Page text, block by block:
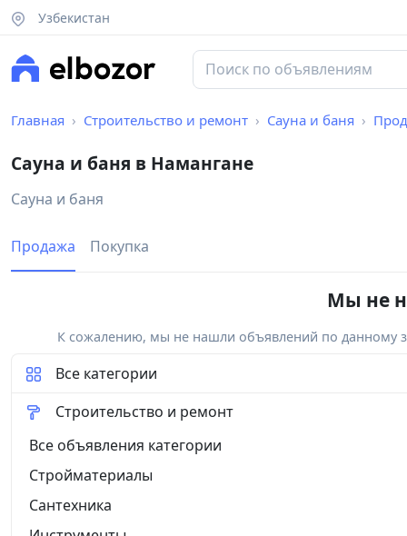
Узбекистан
Главная Строительство и ремонт Сауна и баня
Сауна и баня в Намангане
Сауна и баня
Продажа Покупка
Мы не
К сожалению, мы не нашли объявлений по данному
Все категории
Строительство и ремонт
Все объявления категории
Стройматериалы
Сантехника